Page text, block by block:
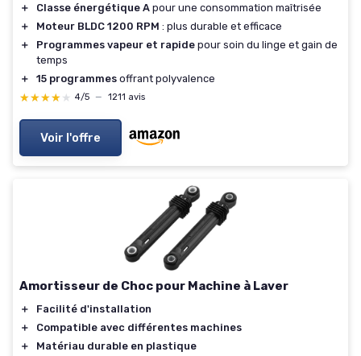
＋
Classe énergétique A pour une consommation maîtrisée
＋
Moteur BLDC 1200 RPM : plus durable et efficace
＋
Programmes vapeur et rapide pour soin du linge et gain de
temps
＋
15 programmes offrant polyvalence
★★★★★
★★★★★ 4/5 — 1211 avis
Voir l'offre
Amortisseur de Choc pour Machine à Laver
＋
Facilité d'installation
＋
Compatible avec différentes machines
＋
Matériau durable en plastique